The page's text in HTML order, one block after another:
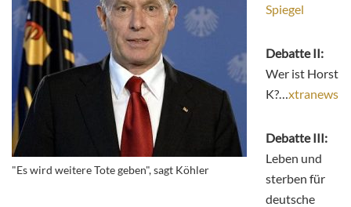
"Es wird weitere Tote geben", sagt Köhler
Spiegel
Debatte II:
Wer ist Horst
K?… xtranews
Debatte III:
Leben und
sterben für
deutsche